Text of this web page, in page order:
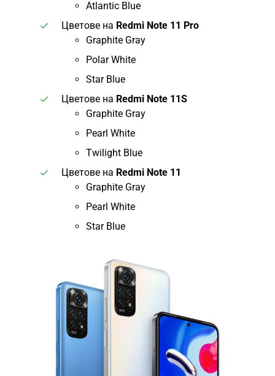
Atlantic Blue
Цветове на Redmi Note 11 Pro
Graphite Gray
Polar White
Star Blue
Цветове на Redmi Note 11S
Graphite Gray
Pearl White
Twilight Blue
Цветове на Redmi Note 11
Graphite Gray
Pearl White
Star Blue